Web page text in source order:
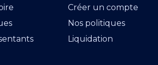
Créer un compte
Nos politiques
Liquidation